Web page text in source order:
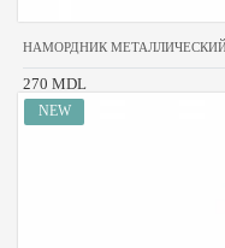
НАМОРДНИК
270 MDL